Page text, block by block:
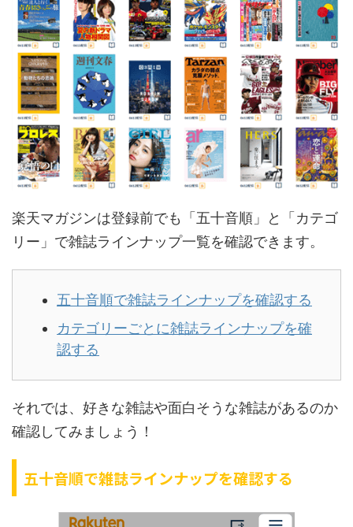
楽天マガジンは登録前でも「五十音順」と「カテゴ
リー」で雑誌ラインナップ一覧を確認できます。
五十音順で雑誌ラインナップを確認する
カテゴリーごとに雑誌ラインナップを確
認する
それでは、好きな雑誌や面白そうな雑誌があるのか
確認してみましょう！
五十音順で雑誌ラインナップを確認する